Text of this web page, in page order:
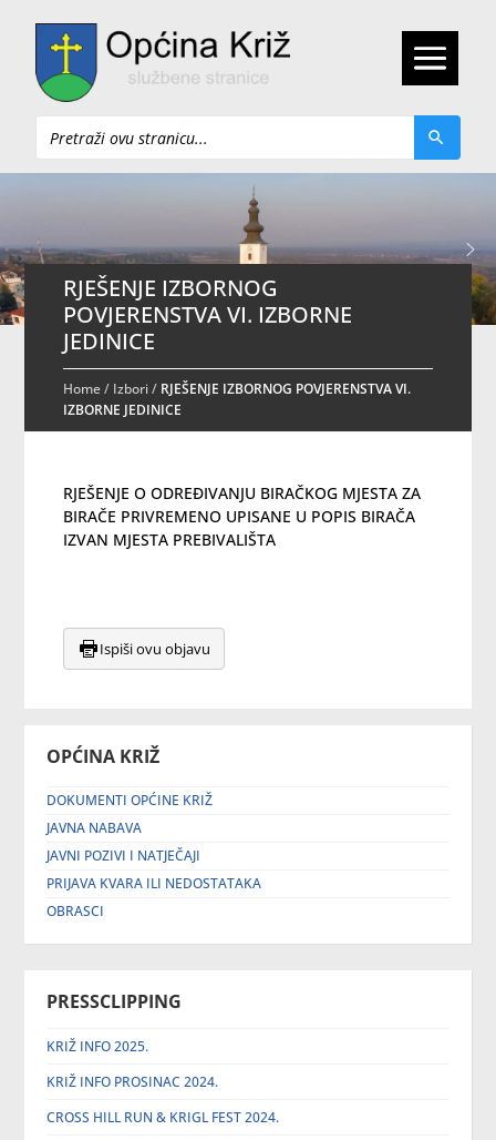
Pretraži
OPĆINA KRIŽ
DOKUMENTI OPĆINE KRIŽ
JAVNA NABAVA
JAVNI POZIVI I NATJEČAJI
PRIJAVA KVARA ILI NEDOSTATAKA
OBRASCI
PRESSCLIPPING
KRIŽ INFO 2025.
KRIŽ INFO PROSINAC 2024.
CROSS HILL RUN & KRIGL FEST 2024.
RJEŠENJE IZBORNOG
POVJERENSTVA VI. IZBORNE
JEDINICE
Home/ Izbori/ RJEŠENJE IZBORNOG POVJERENSTVA VI.
IZBORNE JEDINICE
RJEŠENJE O ODREĐIVANJU BIRAČKOG MJESTA ZA
BIRAČE PRIVREMENO UPISANE U POPIS BIRAČA
IZVAN MJESTA PREBIVALIŠTA
Ispiši ovu objavu